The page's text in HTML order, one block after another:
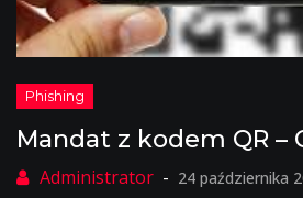
Mandat z kodem QR –
24 października